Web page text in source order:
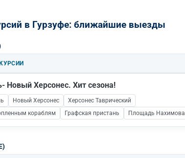
в Гурзуфе: ближайшие выезды
Новый Херсонес. Хит сезона!
Новый Херсонес
Херсонес Таврический
кораблям
Графская пристань Площадь Нахимова